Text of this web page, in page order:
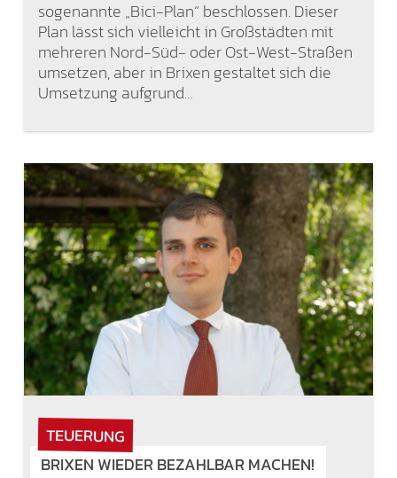
sogenannte „Bici-Plan“ beschlossen. Dieser
Plan lässt sich vielleicht in Großstädten mit
mehreren Nord-Süd- oder Ost-West-Straßen
umsetzen, aber in Brixen gestaltet sich die
Umsetzung aufgrund…
TEUERUNG
BRIXEN WIEDER BEZAHLBAR MACHEN!